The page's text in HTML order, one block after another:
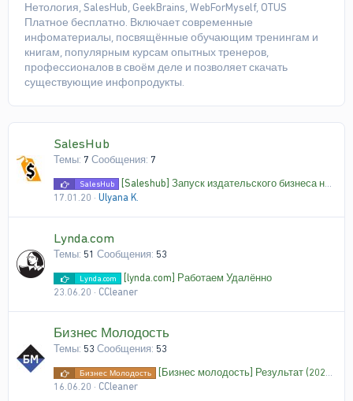
Нетология, SalesHub, GeekBrains, WebForMyself, OTUS
Платное бесплатно. Включает современные
инфоматериалы, посвящённые обучающим тренингам и
книгам, популярным курсам опытных тренеров,
профессионалов в своём деле и позволяет скачать
существующие инфопродукты.
SalesHub
Темы 7 Сообщения 7
SalesHub
[Saleshub] Запуск издательского бизнеса на Amazon. Мастер-группа (2017)
17.01.20
Ulyana K.
Lynda.com
Темы 51 Сообщения 53
Lynda.com
[lynda.com] Работаем Удалённо
23.06.20
CCleaner
Бизнес Молодость
Темы 53 Сообщения 53
Бизнес Молодость
[Бизнес молодость] Результат (2020) [Пётр Осипов]
16.06.20
CCleaner